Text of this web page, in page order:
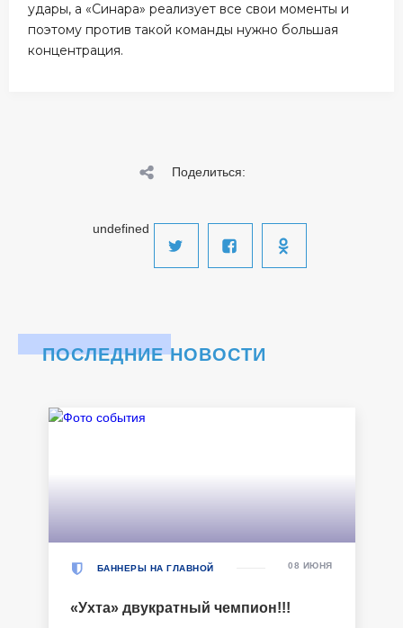
удары, а «Синара» реализует все свои моменты и
поэтому против такой команды нужно большая
концентрация.
Поделиться:
undefined
ПОСЛЕДНИЕ НОВОСТИ
БАННЕРЫ НА ГЛАВНОЙ
«Ухта» двукратный чемпион!!!
08 ИЮНЯ